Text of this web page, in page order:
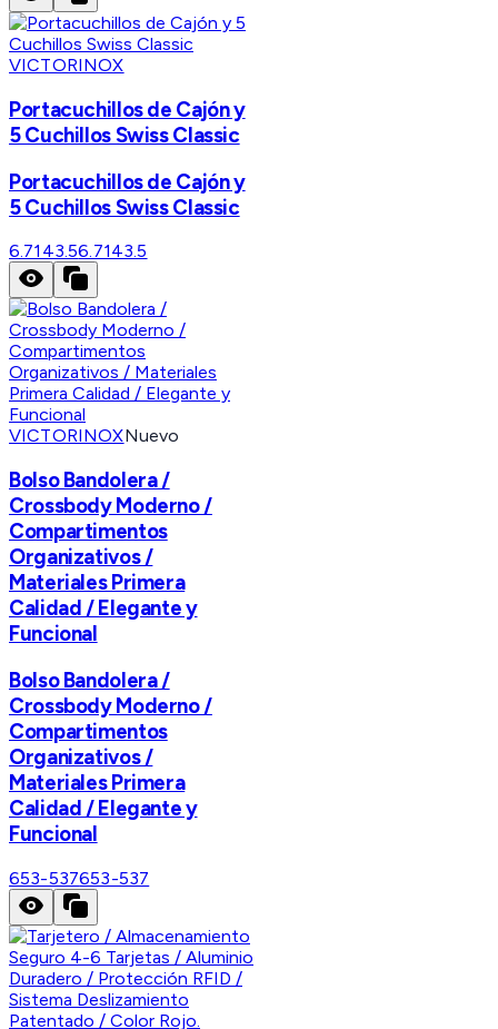
VICTORINOX
Portacuchillos de Cajón y
5 Cuchillos Swiss Classic
Portacuchillos de Cajón y
5 Cuchillos Swiss Classic
6.7143.56.7143.5
VICTORINOXNuevo
Bolso Bandolera /
Crossbody Moderno /
Compartimentos
Organizativos /
Materiales Primera
Calidad / Elegante y
Funcional
Bolso Bandolera /
Crossbody Moderno /
Compartimentos
Organizativos /
Materiales Primera
Calidad / Elegante y
Funcional
653-537653-537